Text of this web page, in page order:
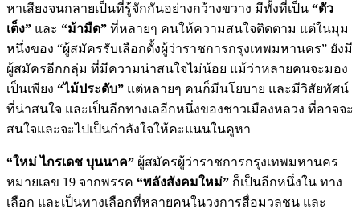
หาเสียงจนกลายเป็นที่รู้จักกันอย่างกว้างขวาง มีทั้งที่เป็น “ตัว
เต็ง” และ “ม้ามืด” ที่หลายๆ คนให้ความสนใจติดตาม แต่ในมุม
หนึ่งของ “ผู้สมัครรับเลือกตั้งผู้ว่าราชการกรุงเทพมหานคร” ยังมี
ผู้สมัครอีกกลุ่ม ที่มีความน่าสนใจไม่น้อย แม้ว่าหลายคนจะมอง
เป็นเพียง “ไม้ประดับ” แต่หลายๆ คนก็มีนโยบาย และมีวิสัยทัศน์
ที่น่าสนใจ และเป็นอีกทางเลอีกหนึ่งของชาวเมืองหลวง ที่อาจจะ
สนใจและจะไปเป็นกำลังใจให้คะแนนในคูหา
“ใหม่ ไกรเดช บุนนาค” ผู้สมัครผู้ว่าราชการกรุงเทพมหานคร
หมายเลข 19 จากพรรค “พลังสังคมใหม่” ก็เป็นอีกหนึ่งใน ทาง
เลือก และเป็นทางเลือกที่หลายคนในวงการสื่อมวลชน และ